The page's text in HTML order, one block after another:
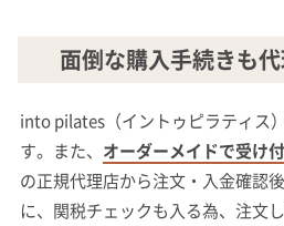
面倒な購入手続きも
into pilates（イントゥピラティス
す。また、 オーダーメイドで受け
の正規代理店から注文・入金確認
に、関税チェックも入る為、注文